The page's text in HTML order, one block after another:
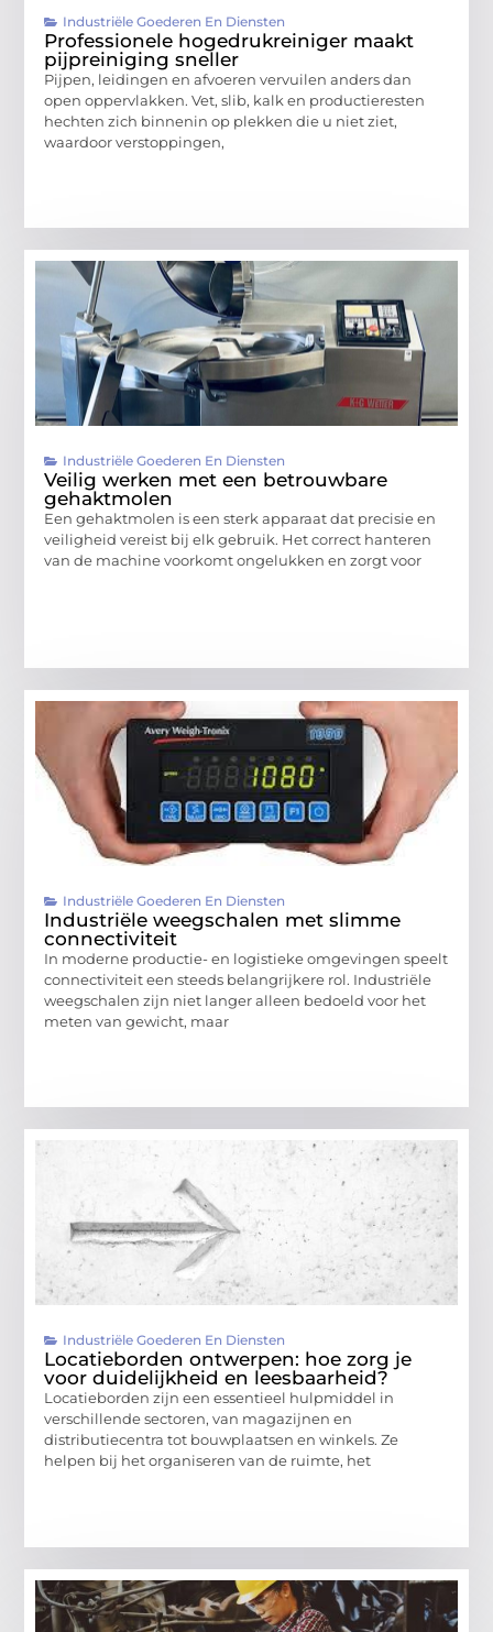
Industriële Goederen En Diensten
Professionele hogedrukreiniger maakt
pijpreiniging sneller
Pijpen, leidingen en afvoeren vervuilen anders dan
open oppervlakken. Vet, slib, kalk en productieresten
hechten zich binnenin op plekken die u niet ziet,
waardoor verstoppingen,
Industriële Goederen En Diensten
Veilig werken met een betrouwbare
gehaktmolen
Een gehaktmolen is een sterk apparaat dat precisie en
veiligheid vereist bij elk gebruik. Het correct hanteren
van de machine voorkomt ongelukken en zorgt voor
Industriële Goederen En Diensten
Industriële weegschalen met slimme
connectiviteit
In moderne productie- en logistieke omgevingen speelt
connectiviteit een steeds belangrijkere rol. Industriële
weegschalen zijn niet langer alleen bedoeld voor het
meten van gewicht, maar
Industriële Goederen En Diensten
Locatieborden ontwerpen: hoe zorg je
voor duidelijkheid en leesbaarheid?
Locatieborden zijn een essentieel hulpmiddel in
verschillende sectoren, van magazijnen en
distributiecentra tot bouwplaatsen en winkels. Ze
helpen bij het organiseren van de ruimte, het